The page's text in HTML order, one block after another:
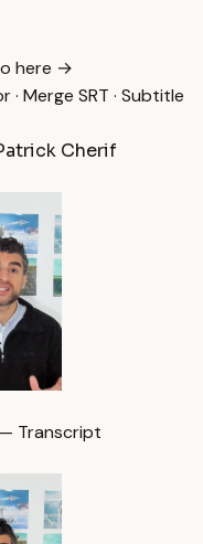
here →
· Merge SRT · Subtitle
Cherif
Transcript